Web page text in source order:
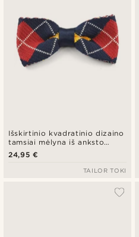
Išskirtinio kvadratinio dizaino
tamsiai mėlyna iš anksto
surišta peteliškė
24,95 €
TAILOR TOKI